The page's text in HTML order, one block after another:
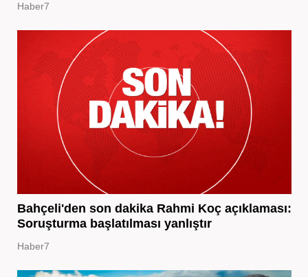
Haber7
Bahçeli'den son dakika Rahmi Koç açıklaması:
Soruşturma başlatılması yanlıştır
Haber7